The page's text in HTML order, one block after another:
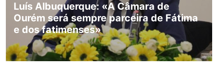
Luís Albuquerque: «A Câmara de
Ourém será sempre parceira de Fátima
e dos fatimenses»